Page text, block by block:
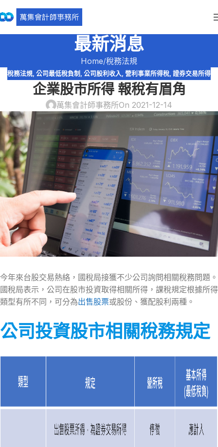
最新消息
Home 稅務法規
稅務法規, 公司最低稅負制 , 公司股利收入, 營利事業所得稅, 證券交易所得
企業股市所得 報稅有眉角
萬集會計師事務所On 2021-12-14
今年來台股交易熱絡，國稅局接獲不少公司詢問相關稅務問題。
國稅局表示，公司在股市投資取得相關所得，課稅規定根據所得
類型有所不同，可分為出售股票或股份、獲配股利兩種。
公司投資股市相關稅務規定